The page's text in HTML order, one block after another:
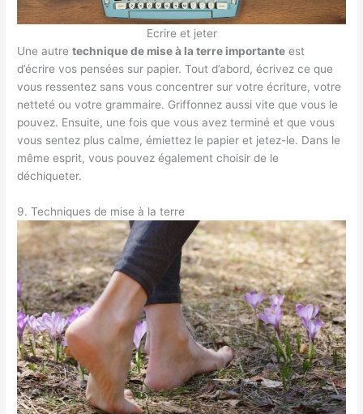
Ecrire et jeter
Une autretechnique de mise à la terre importante est
d’écrire vos pensées sur papier. Tout d’abord, écrivez ce que
vous ressentez sans vous concentrer sur votre écriture, votre
netteté ou votre grammaire. Griffonnez aussi vite que vous le
pouvez. Ensuite, une fois que vous avez terminé et que vous
vous sentez plus calme, émiettez le papier et jetez-le. Dans le
même esprit, vous pouvez également choisir de le
déchiqueter.
9. Techniques de mise à la terre